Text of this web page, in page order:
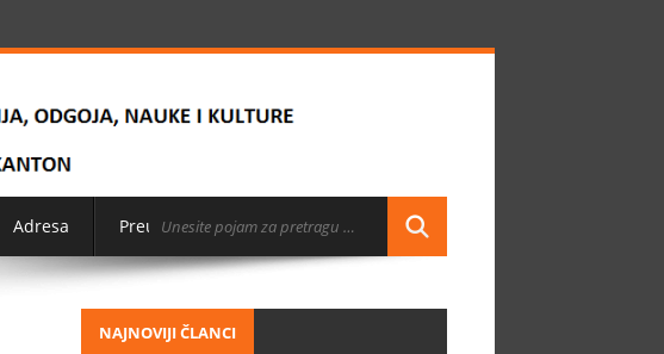
Adresa Preuzimanja
NAJNOVIJI ČLANCI